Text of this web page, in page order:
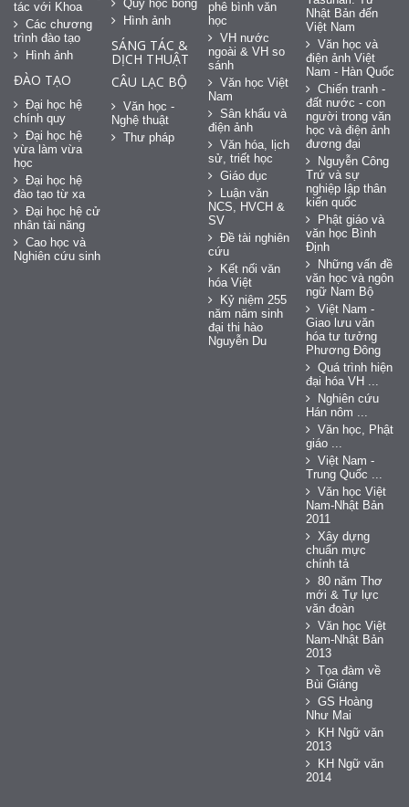
tác với Khoa
Các chương
trình đào tạo
Hình ảnh
ĐÀO TẠO
Đại học hệ
chính quy
Đại học hệ
vừa làm vừa
học
Đại học hệ
đào tạo từ xa
Đại học hệ cử
nhân tài năng
Cao học và
Nghiên cứu sinh
Quỹ học bổng
Hình ảnh
SÁNG TÁC &
DỊCH THUẬT
CÂU LẠC BỘ
Văn học -
Nghệ thuật
Thư pháp
phê bình văn
học
VH nước
ngoài & VH so
sánh
Văn học Việt
Nam
Sân khấu và
điện ảnh
Văn hóa, lịch
sử, triết học
Giáo dục
Luận văn
NCS, HVCH &
SV
Đề tài nghiên
cứu
Kết nối văn
hóa Việt
Kỷ niệm 255
năm năm sinh
đại thi hào
Nguyễn Du
Nhật Bản đến
Việt Nam
Văn học và
điện ảnh Việt
Nam - Hàn Quốc
Chiến tranh -
đất nước - con
người trong văn
học và điện ảnh
đương đại
Nguyễn Công
Trứ và sự
nghiệp lập thân
kiến quốc
Phật giáo và
văn học Bình
Định
Những vấn đề
văn học và ngôn
ngữ Nam Bộ
Việt Nam -
Giao lưu văn
hóa tư tưởng
Phương Đông
Quá trình hiện
đại hóa VH ...
Nghiên cứu
Hán nôm ...
Văn học, Phật
giáo ...
Việt Nam -
Trung Quốc ...
Văn học Việt
Nam-Nhật Bản
2011
Xây dựng
chuẩn mực
chính tả
80 năm Thơ
mới & Tự lực
văn đoàn
Văn học Việt
Nam-Nhật Bản
2013
Tọa đàm về
Bùi Giáng
GS Hoàng
Như Mai
KH Ngữ văn
2013
KH Ngữ văn
2014